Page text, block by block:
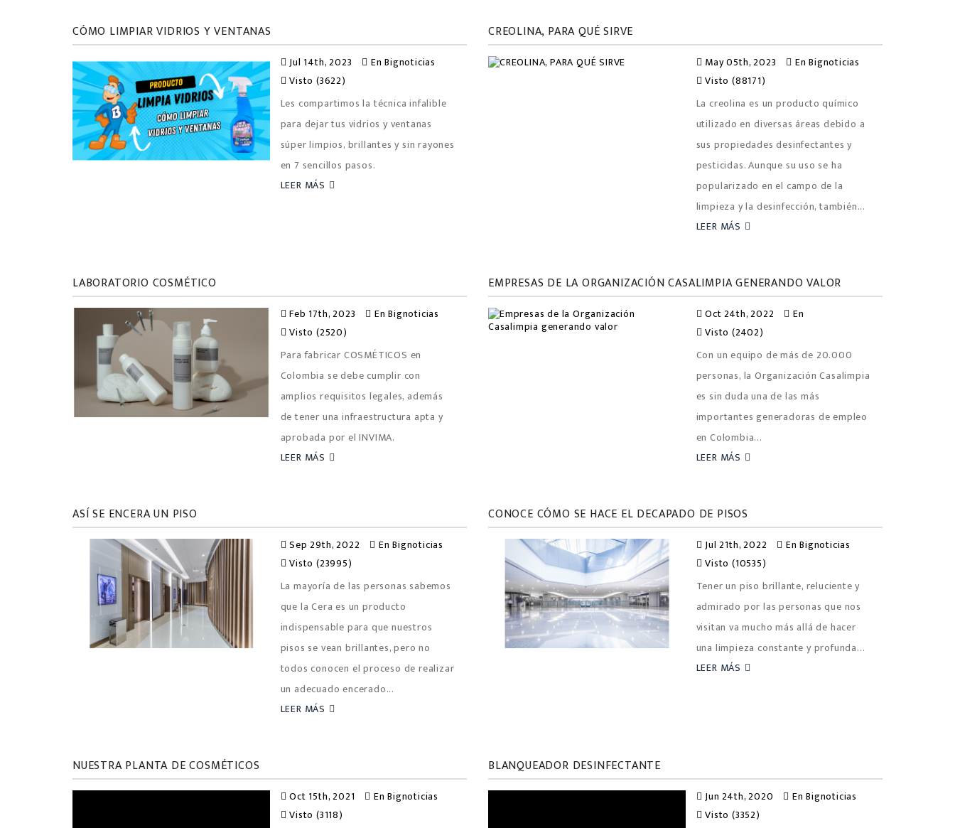
CÓMO LIMPIAR VIDRIOS Y VENTANAS
Jul 14th, 2023 En Bignoticias
Visto (3622)
Les compartimos la técnica infalible
para dejar tus vidrios y ventanas
súper limpios, brillantes y sin rayones
en 7 sencillos pasos.
LEER MÁS
CREOLINA, PARA QUÉ SIRVE
May 05th, 2023 En Bignoticias
Visto (88171)
La creolina es un producto químico
utilizado en diversas áreas debido a
sus propiedades desinfectantes y
pesticidas. Aunque su uso se ha
popularizado en el campo de la
limpieza y la desinfección, también...
LEER MÁS
LABORATORIO COSMÉTICO
Feb 17th, 2023 En Bignoticias
Visto (2520)
Para fabricar COSMÉTICOS en
Colombia se debe cumplir con
amplios requisitos legales, además
de tener una infraestructura apta y
aprobada por el INVIMA.
LEER MÁS
EMPRESAS DE LA ORGANIZACIÓN CASALIMPIA GENERANDO VALOR
Oct 24th, 2022
En
Visto (2402)
Con un equipo de más de 20.000
personas, la Organización Casalimpia
es sin duda una de las más
importantes generadoras de empleo
en Colombia...
LEER MÁS
ASÍ SE ENCERA UN PISO
Sep 29th, 2022 En Bignoticias
Visto (23995)
La mayoría de las personas sabemos
que la Cera es un producto
indispensable para que nuestros
pisos se vean brillantes, pero no
todos conocen el proceso de realizar
un adecuado encerado...
LEER MÁS
CONOCE CÓMO SE HACE EL DECAPADO DE PISOS
Jul 21th, 2022 En Bignoticias
Visto (10535)
Tener un piso brillante, reluciente y
admirado por las personas que nos
visitan va mucho más allá de hacer
una limpieza constante y profunda...
LEER MÁS
NUESTRA PLANTA DE COSMÉTICOS
Oct 15th, 2021 En Bignoticias
Visto (3118)
BLANQUEADOR DESINFECTANTE
Jun 24th, 2020 En Bignoticias
Visto (3352)